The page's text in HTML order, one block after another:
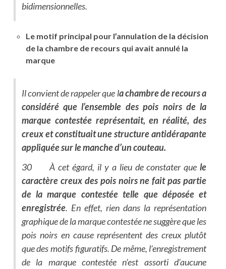
bidimensionnelles.
Le motif principal pour l’annulation de la décision
de la chambre de recours qui avait annulé la
marque
Il convient de rappeler que la chambre de recours a
considéré que l’ensemble des pois noirs de la
marque contestée représentait, en réalité, des
creux et constituait une structure antidérapante
appliquée sur le manche d’un couteau.
30 À cet égard, il y a lieu de constater quele
caractère creux des pois noirs ne fait pas partie
de la marque contestée telle que déposée et
enregistrée. En effet, rien dans la représentation
graphique de la marque contestée ne suggère que les
pois noirs en cause représentent des creux plutôt
que des motifs figuratifs. De même, l’enregistrement
de la marque contestée n’est assorti d’aucune